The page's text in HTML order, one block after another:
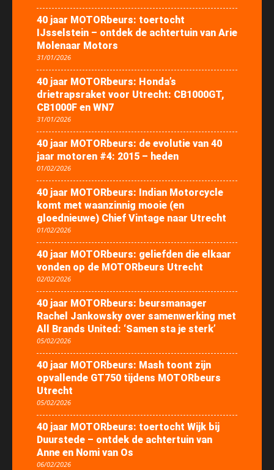
40 jaar MOTORbeurs: toertocht
IJsselstein – ontdek de achtertuin van Arie
Molenaar Motors
31/01/2026
40 jaar MOTORbeurs: Honda’s
drietrapsraket voor Utrecht: CB1000GT,
CB1000F en WN7
31/01/2026
40 jaar MOTORbeurs: de evolutie van 40
jaar motoren #4: 2015 – heden
01/02/2026
40 jaar MOTORbeurs: Indian Motorcycle
komt met waanzinnig mooie (en
gloednieuwe) Chief Vintage naar Utrecht
01/02/2026
40 jaar MOTORbeurs: geliefden die elkaar
vonden op de MOTORbeurs Utrecht
02/02/2026
40 jaar MOTORbeurs: beursmanager
Rachel Jankowsky over samenwerking met
All Brands United: ‘Samen sta je sterk’
05/02/2026
40 jaar MOTORbeurs: Mash toont zijn
opvallende GT750 tijdens MOTORbeurs
Utrecht
05/02/2026
40 jaar MOTORbeurs: toertocht Wijk bij
Duurstede – ontdek de achtertuin van
Anne en Nomi van Os
06/02/2026